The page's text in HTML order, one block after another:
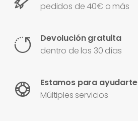
pedidos de 40€ o más
Devolución gratuita
dentro de los 30 días
Estamos para ayudarte
Múltiples servicios